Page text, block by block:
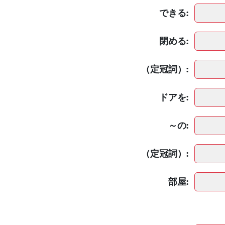
できる:
閉める:
（定冠詞）:
ドアを:
～の:
（定冠詞）:
部屋: